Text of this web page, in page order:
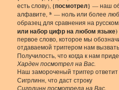
есть слову), {посмотрел} — наш
алфавите,* — ноль или более
образец для сравнения на
или набор цифр на любом
первое слово, которое мы
отдаваемой триггером нам
Получилость, что когда к нам
Харден посмотрел на Вас.
Наш замороченый триггер
Сигрлинн, что даст строку
Сигрлинн посмотрела на Вас.